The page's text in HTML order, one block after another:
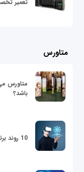
تعمیر
متاورس
متاورس
باشد؟
10 روند برتر تجارت و فناوری در سال 2022